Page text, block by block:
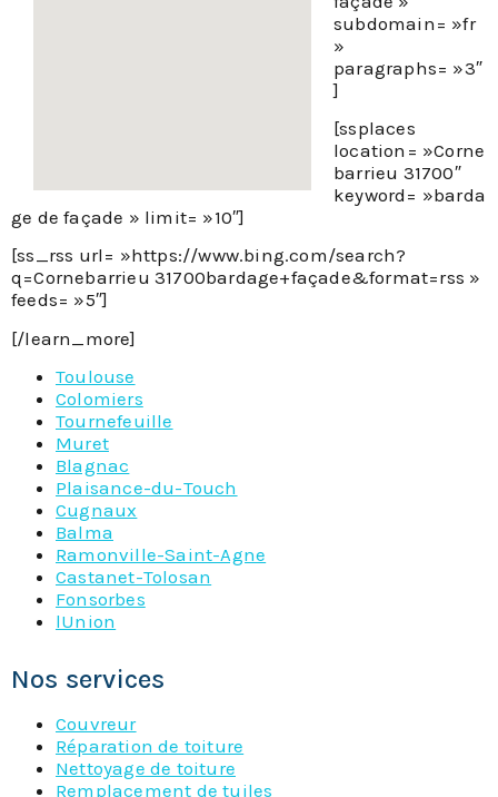
subdomain= »fr
»
paragraphs= »3″
]
[ssplaces
location= »Corne
barrieu 31700″
keyword= »barda
ge de façade » limit= »10″]
[ss_rss url= »https://www.bing.com/search?
q=Cornebarrieu 31700bardage+façade&format=rss »
feeds= »5″]
[/learn_more]
Toulouse
Colomiers
Tournefeuille
Muret
Blagnac
Plaisance-du-Touch
Cugnaux
Balma
Ramonville-Saint-Agne
Castanet-Tolosan
Fonsorbes
lUnion
Nos services
Couvreur
Réparation de toiture
Nettoyage de toiture
Remplacement de tuiles